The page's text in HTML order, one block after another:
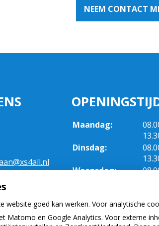
NEEM CONTACT
Maandag:
Dinsdag:
Woensdag:
Vrijdag:
website goed kan werken. Voor analytische
Matomo en Google Analytics. Voor externe